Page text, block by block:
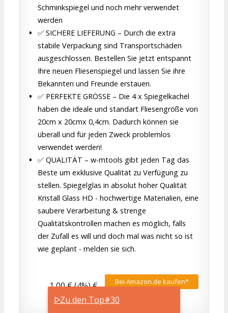
ᐅZu den Top#30
Schminkspiegel und noch mehr verwendet
werden
✅ SICHERE LIEFERUNG – Durch die extra
stabile Verpackung sind Transportschäden
ausgeschlossen. Bestellen Sie jetzt entspannt
Ihre neuen Fliesenspiegel und lassen Sie ihre
Bekannten und Freunde erstauen.
✅ PERFEKTE GRÖSSE – Die 4 x Spiegelkachel
haben die ideale und standart Fliesengröße von
20cm x 20cmx 0,4cm. Dadurch können sie
überall und für jeden Zweck problemlos
verwendet werden!
✅ QUALITÄT – w-mtools gibt jeden Tag das
Beste um exklusive Qualität zu Verfügung zu
stellen. Spiegelglas in absolut hoher Qualität
Kristall Glass HD - hochwertige Materialien, eine
saubere Verarbeitung & strenge
Qualitätskontrollen machen es möglich, falls
der Zufall es will und doch mal was nicht so ist
wie geplant - melden sie sich.
Bei Amazon.de kaufen*
1,00 € (4%) €